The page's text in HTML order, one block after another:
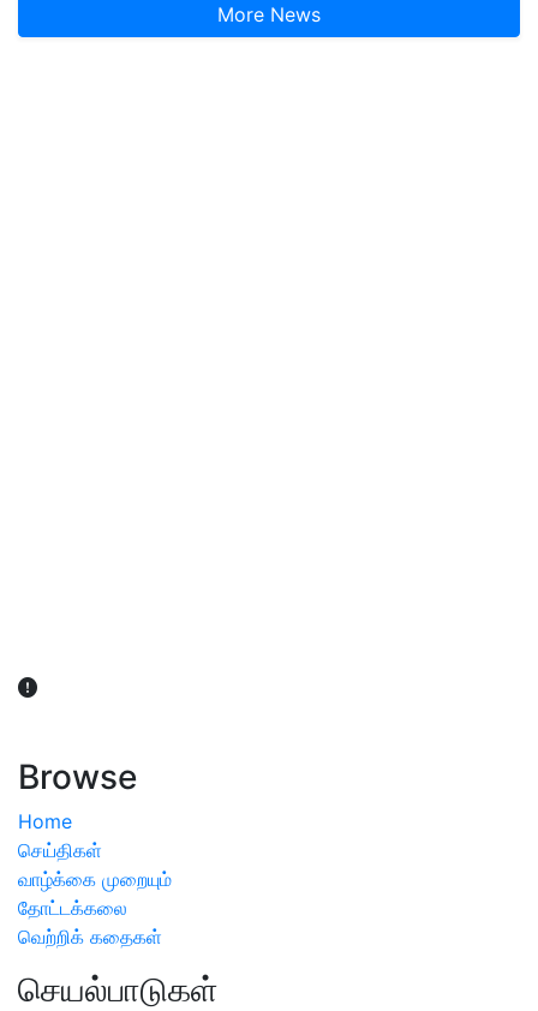
More News
Browse
Home
செய்திகள்
வாழ்க்கை முறையும்
தோட்டக்கலை
வெற்றிக் கதைகள்
செயல்பாடுகள்